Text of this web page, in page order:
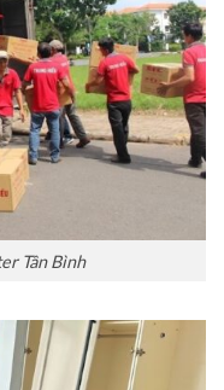
Tân Bình